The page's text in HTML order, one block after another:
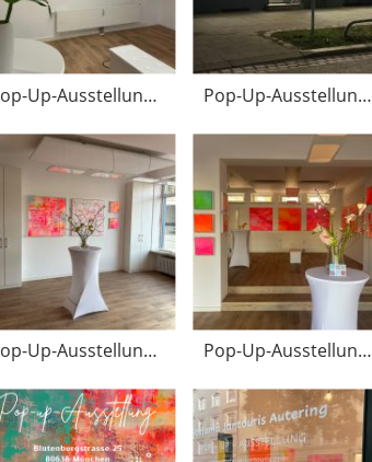
Pop-Up-Ausstellung Juli 2025 Pop-Up-Ausstellung 2025
Pop-Up-Ausstellung März 2025 Pop-Up-Ausstellung März 2025